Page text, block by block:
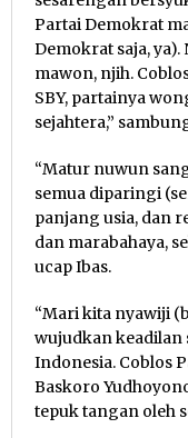
Partai Demokrat
Demokrat saja, ya).
mawon, njih.
SBY, partainya
sejahtera,”
“Matur nuwun
semua diparingi
panjang usia, dan
dan marabahaya,
ucap Ibas.
“Mari kita nyawiji
wujudkan keadilan
Indonesia. Coblos
Baskoro
tepuk tangan oleh